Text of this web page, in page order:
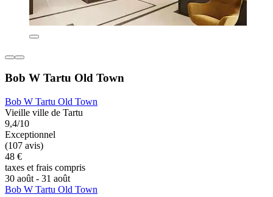
Bob W Tartu Old Town
Bob W Tartu Old Town
Vieille ville de Tartu
9,4/10
Exceptionnel
(107 avis)
48 €
taxes et frais compris
30 août - 31 août
Bob W Tartu Old Town